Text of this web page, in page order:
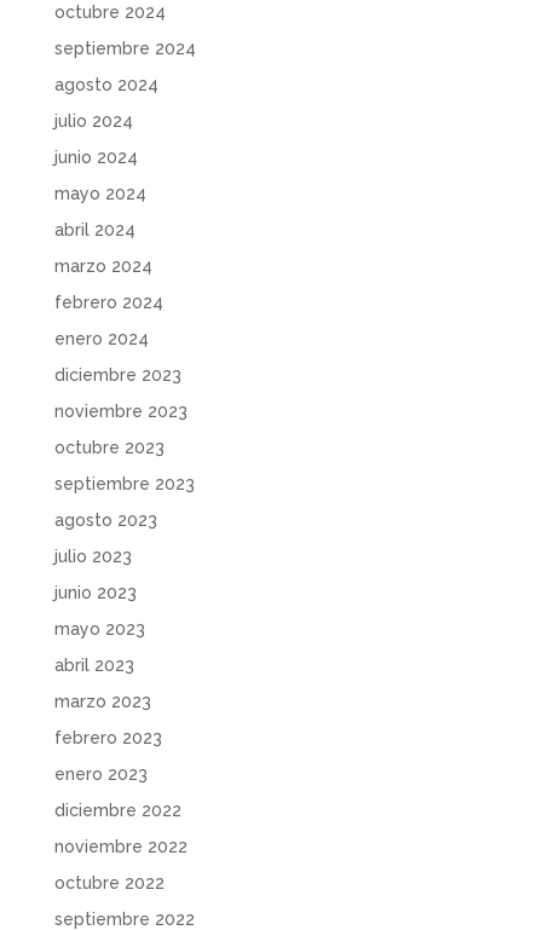
octubre 2024
septiembre 2024
agosto 2024
julio 2024
junio 2024
mayo 2024
abril 2024
marzo 2024
febrero 2024
enero 2024
diciembre 2023
noviembre 2023
octubre 2023
septiembre 2023
agosto 2023
julio 2023
junio 2023
mayo 2023
abril 2023
marzo 2023
febrero 2023
enero 2023
diciembre 2022
noviembre 2022
octubre 2022
septiembre 2022